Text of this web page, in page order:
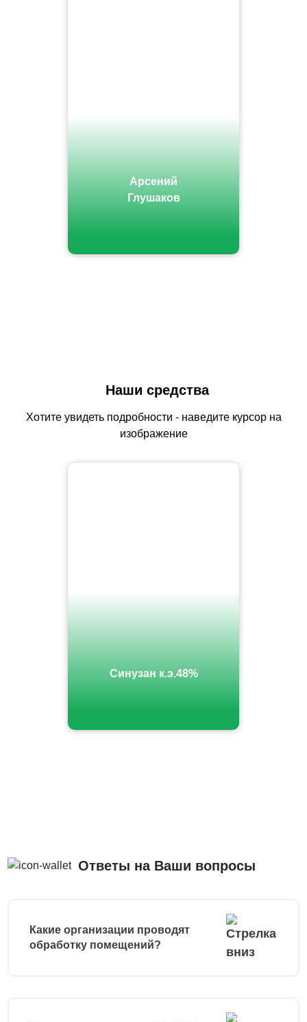
Арсений
Глушаков
Наши средства
Хотите увидеть подробности - наведите курсор на
изображение
Синузан к.э.48%
Ответы на Ваши вопросы
Какие организации проводят
обработку помещений?